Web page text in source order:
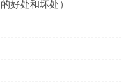
好处和坏处）